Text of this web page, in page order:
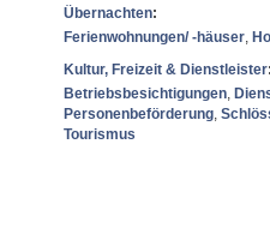
Übernachten:
Ferienwohnungen/ -häuser,
Kultur, Freizeit & Dienstleister:
Betriebsbesichtigungen,
Personenbeförderung,
Tourismus